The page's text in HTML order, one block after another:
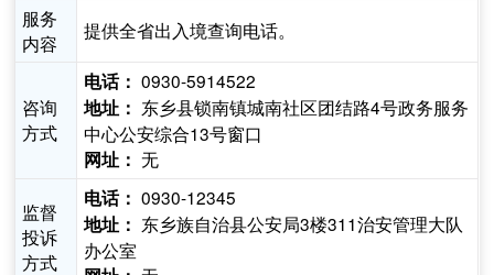
服务
内容
提供全省出入境查询电话。
咨询
方式
电话： 0930-5914522
地址： 东乡县锁南镇城南社区团结路4号政务服务
中心公安综合13号窗口
网址： 无
监督
投诉
方式
电话： 0930-12345
地址： 东乡族自治县公安局3楼311治安管理大队
办公室